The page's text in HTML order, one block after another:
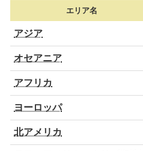
エリア名
アジア
オセアニア
アフリカ
ヨーロッパ
北アメリカ